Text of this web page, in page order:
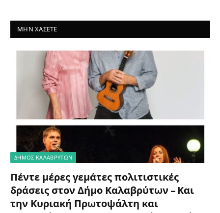
ΜΗΝ ΧΆΣΕΤΕ
ΔΗΜΟΣ ΚΑΛΑΒΡΥΤΩΝ
Πέντε μέρες γεμάτες πολιτιστικές
δράσεις στον Δήμο Καλαβρύτων – Και
την Κυριακή Πρωτοψάλτη και